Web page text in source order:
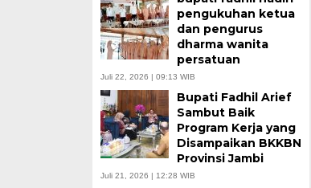
pengukuhan ketua
dan pengurus
dharma wanita
persatuan
Juli 22, 2026 | 09:13 WIB
Bupati Fadhil Arief
Sambut Baik
Program Kerja yang
Disampaikan BKKBN
Provinsi Jambi
Juli 21, 2026 | 12:28 WIB